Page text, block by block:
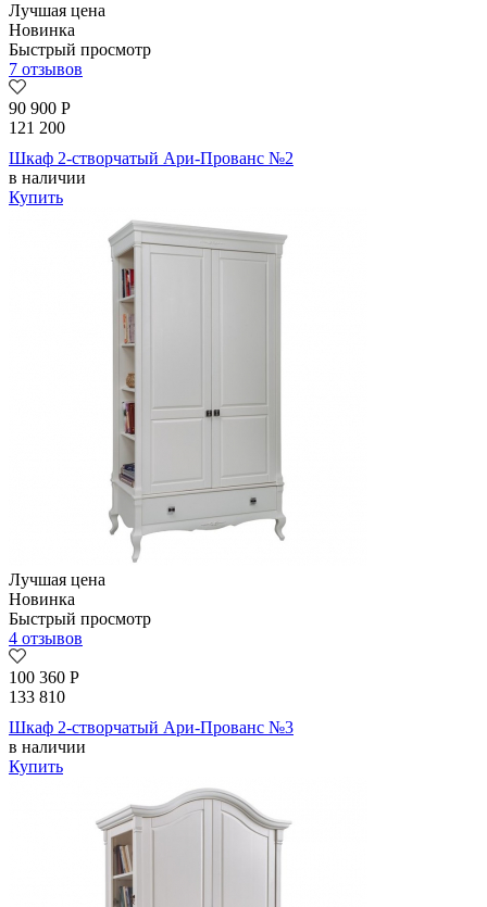
Лучшая цена
Новинка
Быстрый просмотр
7 отзывов
90 900 Р
121 200
Шкаф 2-створчатый Ари-Прованс №2
в наличии
Купить
Лучшая цена
Новинка
Быстрый просмотр
4 отзывов
100 360 Р
133 810
Шкаф 2-створчатый Ари-Прованс №3
в наличии
Купить